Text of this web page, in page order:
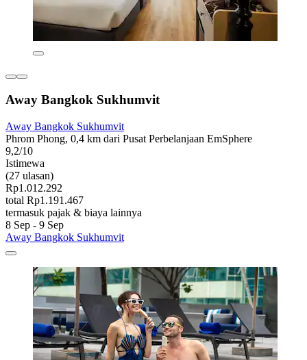
Away Bangkok Sukhumvit
Away Bangkok Sukhumvit
Phrom Phong, 0,4 km dari Pusat Perbelanjaan EmSphere
9,2/10
Istimewa
(27 ulasan)
Rp1.012.292
total Rp1.191.467
termasuk pajak & biaya lainnya
8 Sep - 9 Sep
Away Bangkok Sukhumvit